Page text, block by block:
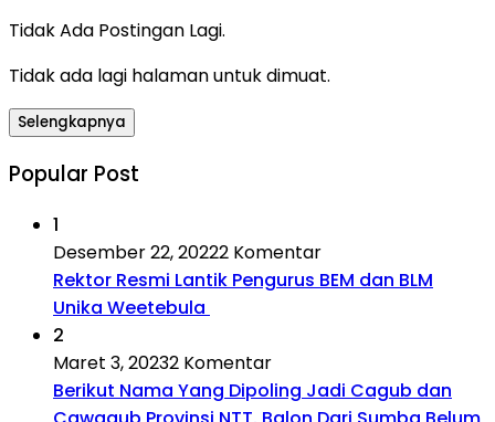
Tidak Ada Postingan Lagi.
Tidak ada lagi halaman untuk dimuat.
Selengkapnya
Popular Post
1
Desember 22, 20222 Komentar
Rektor Resmi Lantik Pengurus BEM dan BLM
Unika Weetebula
2
Maret 3, 20232 Komentar
Berikut Nama Yang Dipoling Jadi Cagub dan